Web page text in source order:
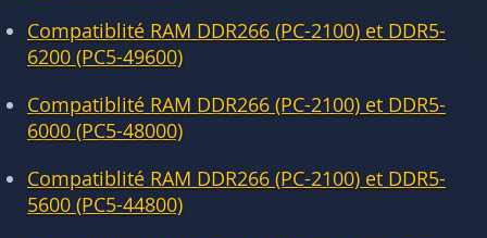
Compatiblité RAM DDR266 (PC-2100) et DDR5-
6200 (PC5-49600)
Compatiblité RAM DDR266 (PC-2100) et DDR5-
6000 (PC5-48000)
Compatiblité RAM DDR266 (PC-2100) et DDR5-
5600 (PC5-44800)